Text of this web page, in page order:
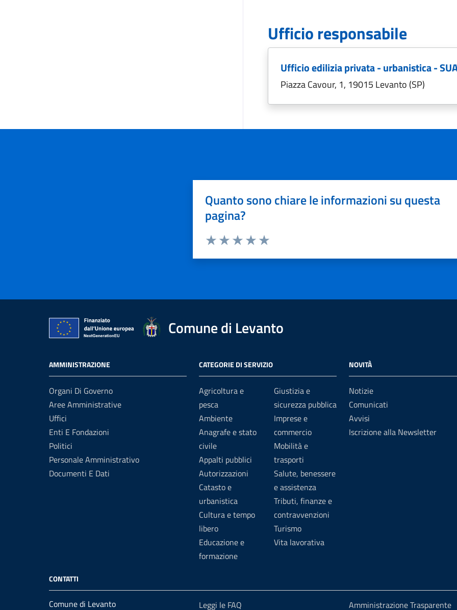
Ufficio responsabile
Ufficio edilizia privata - urbanistica -
Piazza Cavour, 1, 19015 Levanto (SP)
Quanto sono chiare le informazioni su questa
pagina?
Comune di Levanto
AMMINISTRAZIONE
Organi Di Governo
Aree Amministrative
Uffici
Enti E Fondazioni
Politici
Personale Amministrativo
Documenti E Dati
CATEGORIE DI SERVIZIO
Agricoltura e
pesca
Ambiente
Anagrafe e stato
civile
Appalti pubblici
Autorizzazioni
Catasto e
urbanistica
Cultura e tempo
libero
Educazione e
formazione
Giustizia e
sicurezza pubblica
Imprese e
commercio
Mobilità e
trasporti
Salute, benessere
e assistenza
Tributi, finanze e
contravvenzioni
Turismo
Vita lavorativa
NOVITÀ
Notizie
Comunicati
Avvisi
Iscrizione alla Newsletter
CONTATTI
Comune di Levanto Leggi le FAQ Amministrazione Trasparente